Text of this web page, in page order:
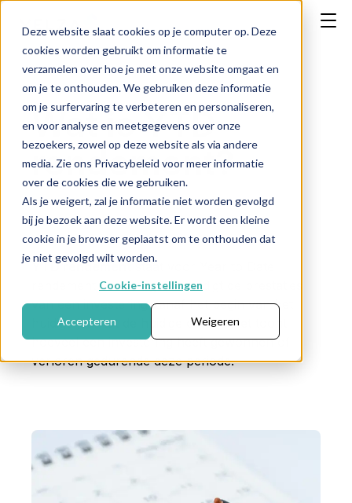
Deze website slaat cookies op je computer op. Deze
cookies worden gebruikt om informatie te
verzamelen over hoe je met onze website omgaat en
om je te onthouden. We gebruiken deze informatie
om je surfervaring te verbeteren en personaliseren,
en voor analyse en meetgegevens over onze
bezoekers, zowel op deze website als via andere
media. Zie ons Privacybeleid voor meer informatie
over de cookies die we gebruiken.
Als je weigert, zal je informatie niet worden gevolgd
bij je bezoek aan deze website. Er wordt een kleine
cookie in je browser geplaatst om te onthouden dat
je niet gevolgd wilt worden.
Cookie-instellingen
Accepteren Weigeren
Wat is YTD
rendement?
← Terug naar FAQ
YTD rendement staat voor Year to Date
rendement en vertegenwoordigt de prestaties
van een investering vanaf het begin van het
huidige jaar tot de huidige datum. Het toont
hoeveel een investering heeft gewonnen of
verloren gedurende deze periode.